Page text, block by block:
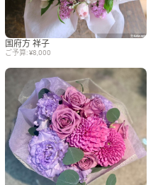
国府方 祥子
ご予算: ¥8,000